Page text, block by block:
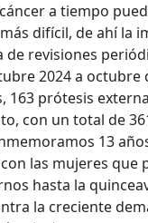
a tiempo
difícil, de ahí la
revisiones
2024 a octubre
163 prótesis
con un total de
13
las mujeres que
hasta la
la creciente